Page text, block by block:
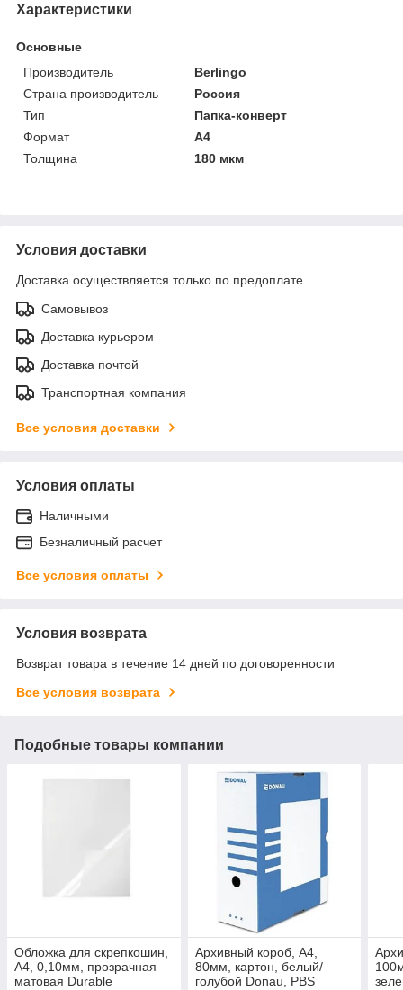
Характеристики
Основные
Производитель
Berlingo
Страна производитель
Россия
Тип
Папка-конверт
Формат
A4
Толщина
180 мкм
Условия доставки
Доставка осуществляется только по предоплате.
Самовывоз
Доставка курьером
Доставка почтой
Транспортная компания
Все условия доставки
Условия оплаты
Наличными
Безналичный расчет
Все условия оплаты
Условия возврата
Возврат товара в течение 14 дней по договоренности
Все условия возврата
Подобные товары компании
Обложка для скрепкошин,
А4, 0,10мм, прозрачная
матовая Durable
Архивный короб, A4,
80мм, картон, белый/
голубой Donau, PBS